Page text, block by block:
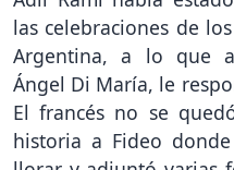
las celebraciones de
Argentina, a lo que
Ángel Di María, le
El francés no se
historia a Fideo